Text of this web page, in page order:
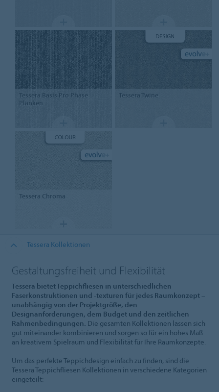
Tessera Basis Pro Phase
Planken
TesseraTwine
Tessera Chroma
Tessera Kollektionen
Gestaltungsfreiheit und Flexibilität
Tessera bietet Teppichfliesen in unterschiedlichen
Faserkonstruktionen und -texturen für jedes Raumkonzept –
unabhängig von der Projektgröße, den
Designanforderungen, dem Budget und den zeitlichen
Rahmenbedingungen. Die gesamten Kollektionen lassen sich
gut miteinander kombinieren und sorgen so für ein hohes Maß
an kreativem Spielraum und Flexibilität für Ihre Raumkonzepte.
Um das perfekte Teppichdesign einfach zu finden, sind die
Tessera Teppichfliesen Kollektionen in verschiedene Kategorien
eingeteilt: